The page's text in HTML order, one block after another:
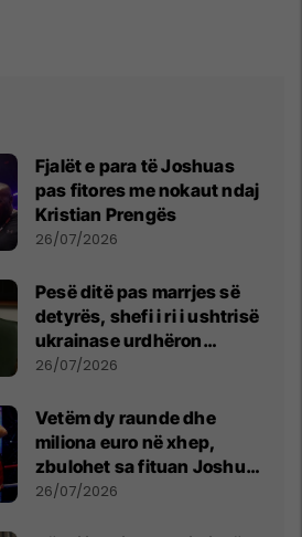
Fjalët e para të Joshuas
pas fitores me nokaut ndaj
Kristian Prengës
26/07/2026
Pesë ditë pas marrjes së
detyrës, shefi i ri i ushtrisë
ukrainase urdhëron
kontroll të madh
26/07/2026
Vetëm dy raunde dhe
miliona euro në xhep,
zbulohet sa fituan Joshua
e Prenga
26/07/2026